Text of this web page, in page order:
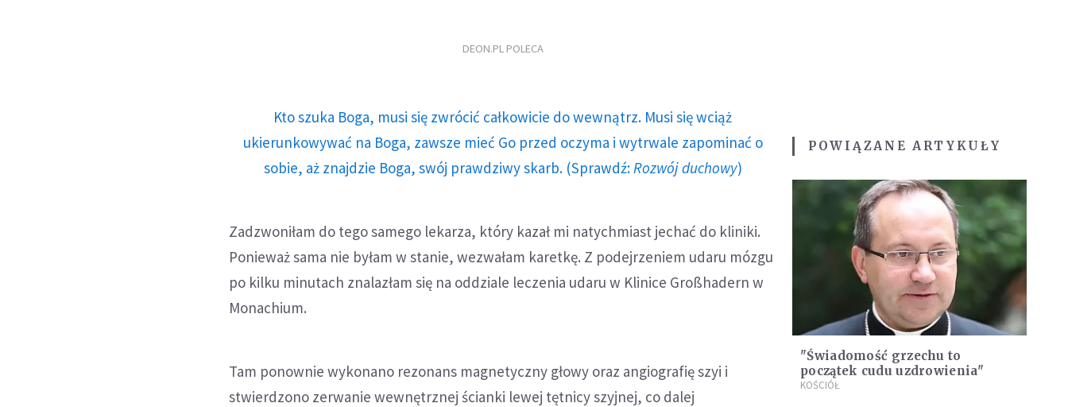
DEON.PL POLECA
Kto szuka Boga, musi się zwrócić całkowicie do wewnątrz. Musi się wciąż
ukierunkowywać na Boga, zawsze mieć Go przed oczyma i wytrwale zapominać o
sobie, aż znajdzie Boga, swój prawdziwy skarb. (Sprawdź: Rozwój duchowy)
Zadzwoniłam do tego samego lekarza, który kazał mi natychmiast jechać do kliniki.
Ponieważ sama nie byłam w stanie, wezwałam karetkę. Z podejrzeniem udaru mózgu
po kilku minutach znalazłam się na oddziale leczenia udaru w Klinice Großhadern w
Monachium.
Tam ponownie wykonano rezonans magnetyczny głowy oraz angiografię szyi i
stwierdzono zerwanie wewnętrznej ścianki lewej tętnicy szyjnej, co dalej
POWIĄZANE ARTYKUŁY
"Świadomość grzechu to
początek cudu uzdrowienia"
KOŚCIÓŁ